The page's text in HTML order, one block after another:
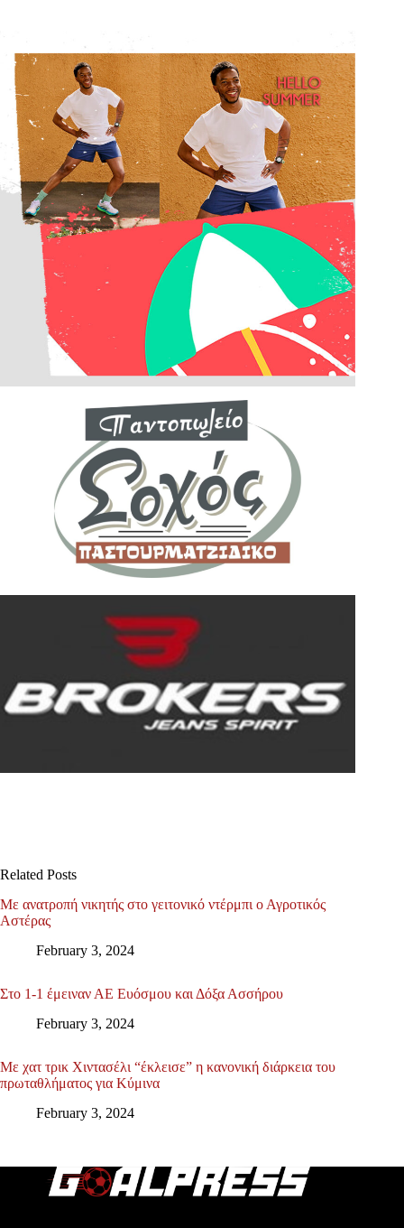
Related Posts
Με ανατροπή νικητής στο γειτονικό ντέρμπι ο Αγροτικός
Αστέρας
February 3, 2024
Στο 1-1 έμειναν ΑΕ Ευόσμου και Δόξα Ασσήρου
February 3, 2024
Με χατ τρικ Χιντασέλι “έκλεισε” η κανονική διάρκεια του
πρωταθλήματος για Κύμινα
February 3, 2024